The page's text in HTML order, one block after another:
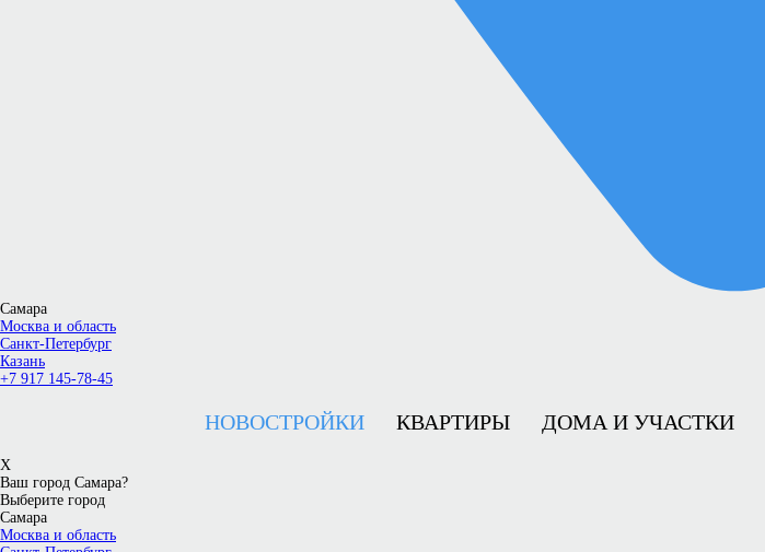
Самара
Москва и область
Санкт-Петербург
Казань
+7 917 145-78-45
НОВОСТРОЙКИ КВАРТИРЫ ДОМА И УЧАСТКИ
X
Ваш город Самара?
Выберите город
Самара
Москва и область